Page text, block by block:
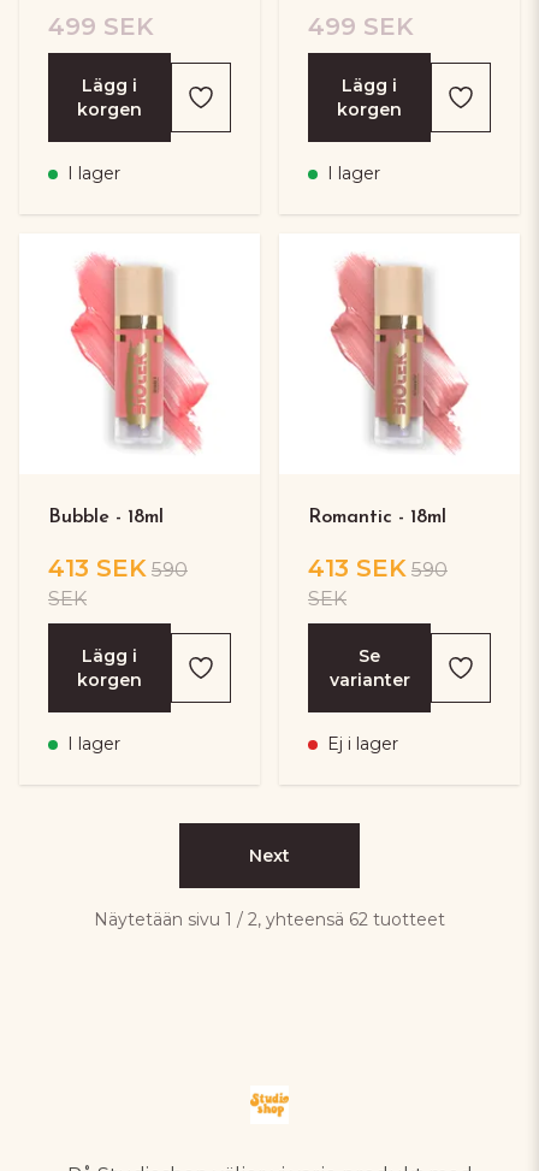
499 SEK
Lägg i
korgen
I lager
499 SEK
Lägg i
korgen
I lager
Bubble - 18ml
413 SEK 590
SEK
Lägg i
korgen
I lager
Romantic - 18ml
413 SEK 590
SEK
Se
varianter
Ej i lager
Next
Näytetään sivu 1 / 2, yhteensä 62 tuotteet